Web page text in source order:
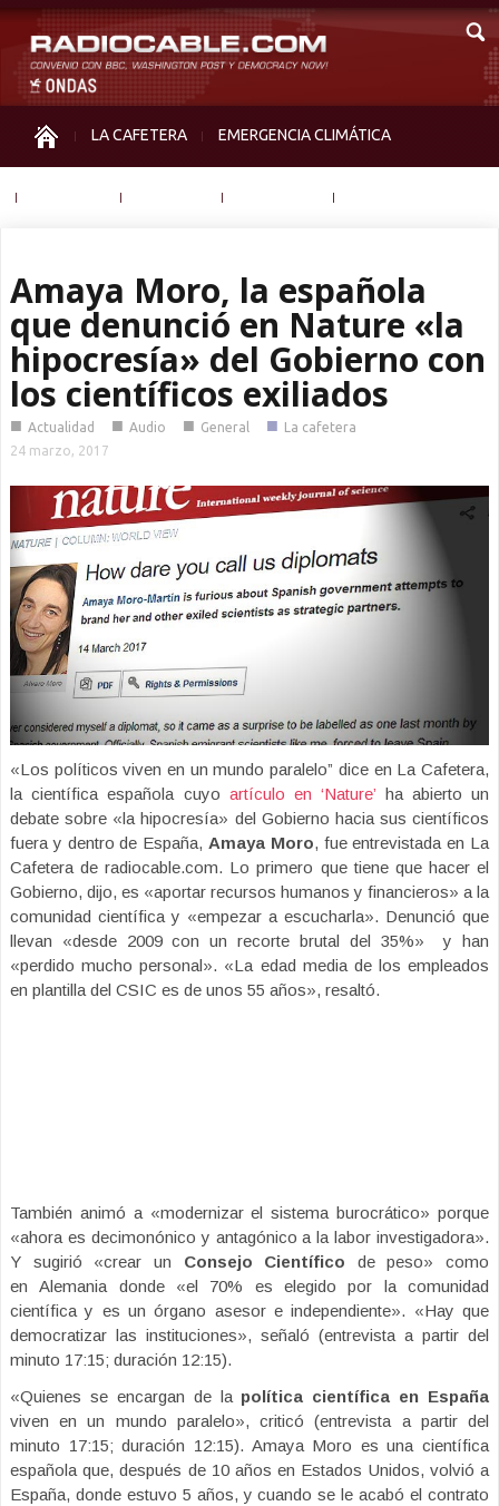
LA CAFETERA EMERGENCIA CLIMÁTICA
Amaya Moro, la española
que denunció en Nature «la
hipocresía» del Gobierno con
los científicos exiliados
■ Actualidad ■ Audio ■ General ■ La cafetera
24 marzo, 2017
«Los políticos viven en un mundo paralelo” dice en La Cafetera,
la científica española cuyo artículo en ‘Nature’ ha abierto un
debate sobre «la hipocresía» del Gobierno hacia sus científicos
fuera y dentro de España, Amaya Moro, fue entrevistada en La
Cafetera de radiocable.com. Lo primero que tiene que hacer el
Gobierno, dijo, es «aportar recursos humanos y financieros» a la
comunidad científica y «empezar a escucharla». Denunció que
llevan «desde 2009 con un recorte brutal del 35%» y han
«perdido mucho personal». «La edad media de los empleados
en plantilla del CSIC es de unos 55 años», resaltó.
También animó a «modernizar el sistema burocrático» porque
«ahora es decimonónico y antagónico a la labor investigadora».
Y sugirió «crear un Consejo Científico de peso» como
en Alemania donde «el 70% es elegido por la comunidad
científica y es un órgano asesor e independiente». «Hay que
democratizar las instituciones», señaló (entrevista a partir del
minuto 17:15; duración 12:15).
«Quienes se encargan de la política científica en España
viven en un mundo paralelo», criticó (entrevista a partir del
minuto 17:15; duración 12:15). Amaya Moro es una científica
española que, después de 10 años en Estados Unidos, volvió a
España, donde estuvo 5 años, y cuando se le acabó el contrato